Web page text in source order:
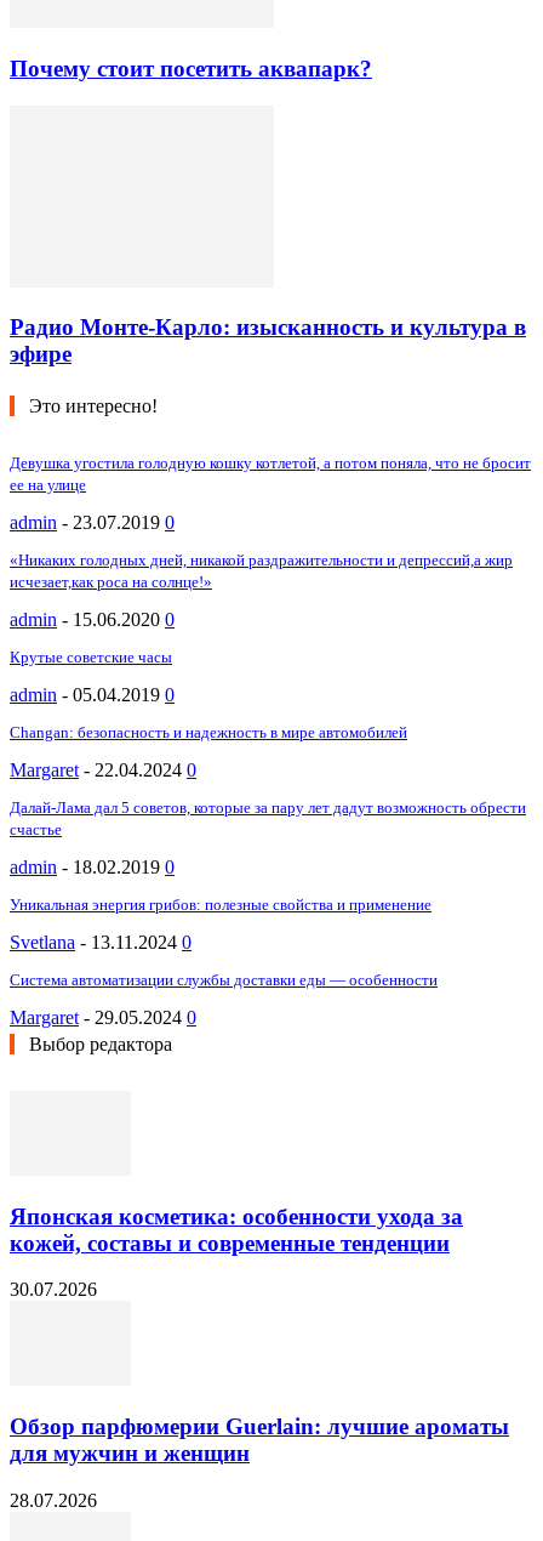
Почему стоит посетить аквапарк?
Радио Монте-Карло: изысканность и культура в
эфире
Это интересно!
Девушка угостила голодную кошку котлетой, а потом поняла, что не бросит
ее на улице
admin - 23.07.2019 0
«Никаких голодных дней, никакой раздражительности и депрессий,а жир
исчезает,как роса на солнце!»
admin - 15.06.2020 0
Крутые советские часы
admin - 05.04.2019 0
Changan: безопасность и надежность в мире автомобилей
Margaret - 22.04.2024 0
Далай-Лама дал 5 советов, которые за пару лет дадут возможность обрести
счастье
admin - 18.02.2019 0
Уникальная энергия грибов: полезные свойства и применение
Svetlana - 13.11.2024 0
Система автоматизации службы доставки еды ― особенности
Margaret - 29.05.2024 0
Выбор редактора
Японская косметика: особенности ухода за
кожей, составы и современные тенденции
30.07.2026
Обзор парфюмерии Guerlain: лучшие ароматы
для мужчин и женщин
28.07.2026